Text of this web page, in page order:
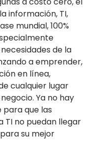
información, TI,
mundial, 100%
de la
a emprender,
en línea,
cualquier lugar
Ya no hay
para que las
TI no puedan llegar
su mejor